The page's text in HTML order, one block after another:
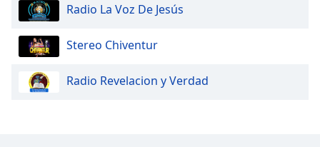
Radio La Voz De Jesús
Stereo Chiventur
Radio Revelacion y Verdad